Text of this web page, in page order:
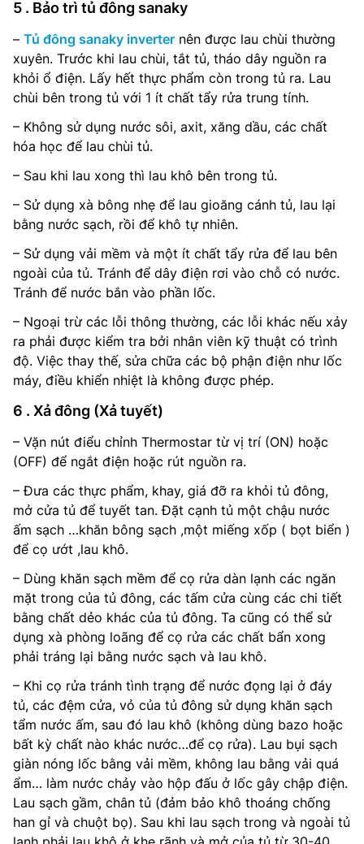
5 . Bảo trì tủ đông sanaky
– Tủ đông sanaky inverter nên được lau chùi thường
xuyên. Trước khi lau chùi, tắt tủ, tháo dây nguồn ra
khỏi ổ điện. Lấy hết thực phẩm còn trong tủ ra. Lau
chùi bên trong tủ với 1 ít chất tẩy rửa trung tính.
– Không sử dụng nước sôi, axit, xăng dầu, các chất
hóa học để lau chùi tủ.
– Sau khi lau xong thì lau khô bên trong tủ.
– Sử dụng xà bông nhẹ để lau gioăng cánh tủ, lau lại
bằng nước sạch, rồi để khô tự nhiên.
– Sử dụng vải mềm và một ít chất tẩy rửa để lau bên
ngoài của tủ. Tránh để dây điện rơi vào chỗ có nước.
Tránh để nước bắn vào phần lốc.
– Ngoại trừ các lỗi thông thường, các lỗi khác nếu xảy
ra phải được kiểm tra bởi nhân viên kỹ thuật có trình
độ. Việc thay thế, sửa chữa các bộ phận điện như lốc
máy, điều khiển nhiệt là không được phép.
6 . Xả đông (Xả tuyết)
– Vặn nút điểu chỉnh Thermostar từ vị trí (ON) hoặc
(OFF) để ngắt điện hoặc rút nguồn ra.
– Đưa các thực phẩm, khay, giá đỡ ra khỏi tủ đông,
mở cửa tủ để tuyết tan. Đặt cạnh tủ một chậu nước
ấm sạch …khăn bông sạch ,một miếng xốp ( bọt biển )
để cọ ướt ,lau khô.
– Dùng khăn sạch mềm để cọ rửa dàn lạnh các ngăn
mặt trong của tủ đông, các tấm cửa cùng các chi tiết
bằng chất dẻo khác của tủ đông. Ta cũng có thể sử
dụng xà phòng loãng để cọ rửa các chất bẩn xong
phải tráng lại bằng nước sạch và lau khô.
– Khi cọ rửa tránh tình trạng để nước đọng lại ở đáy
tủ, các đệm cửa, vỏ của tủ đông sử dụng khăn sạch
tẩm nước ấm, sau đó lau khô (không dùng bazo hoặc
bất kỳ chất nào khác nước…để cọ rửa). Lau bụi sạch
giàn nóng lốc bằng vải mềm, không lau bằng vải quá
ẩm… làm nước chảy vào hộp đấu ở lốc gây chập điện.
Lau sạch gầm, chân tủ (đảm bảo khô thoáng chống
han gỉ và chuột bọ). Sau khi lau sạch trong và ngoài tủ